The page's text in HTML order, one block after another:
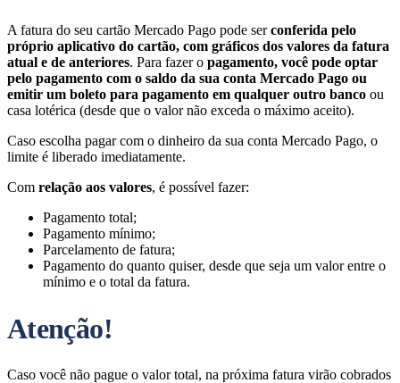
A fatura do seu cartão Mercado Pago pode serconferida pelo
próprio aplicativo do cartão, com gráficos dos valores da fatura
atual e de anteriores. Para fazer o pagamento, você pode optar
pelo pagamento com o saldo da sua conta Mercado Pago ou
emitir um boleto para pagamento em qualquer outro banco ou
casa lotérica (desde que o valor não exceda o máximo aceito).
Caso escolha pagar com o dinheiro da sua conta Mercado Pago, o
limite é liberado imediatamente.
Com relação aos valores, é possível fazer:
Pagamento total;
Pagamento mínimo;
Parcelamento de fatura;
Pagamento do quanto quiser, desde que seja um valor entre o
mínimo e o total da fatura.
Atenção!
Caso você não pague o valor total, na próxima fatura virão cobrados